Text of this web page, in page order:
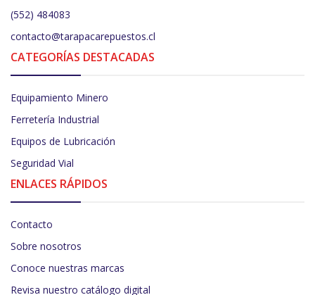
(552) 484083
contacto@tarapacarepuestos.cl
CATEGORÍAS DESTACADAS
Equipamiento Minero
Ferretería Industrial
Equipos de Lubricación
Seguridad Vial
ENLACES RÁPIDOS
Contacto
Sobre nosotros
Conoce nuestras marcas
Revisa nuestro catálogo digital